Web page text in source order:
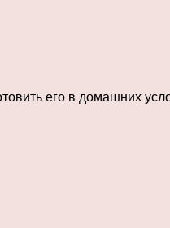
его в домашних